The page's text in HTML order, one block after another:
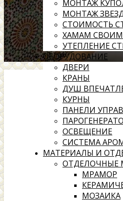
МОНТАЖ
МОНТАЖ
СТОИМОСТЬ
ХАМАМ
УТЕПЛЕНИЕ
ОБОРУДОВАНИЕ
ДВЕРИ
КРАНЫ
ДУШ
КУРНЫ
ПАНЕЛИ
ОСВЕЩЕНИЕ
СИСТЕМА
МАТЕРИАЛЫ И
ОТДЕЛОЧНЫЕ
МРАМОР
МОЗАИКА